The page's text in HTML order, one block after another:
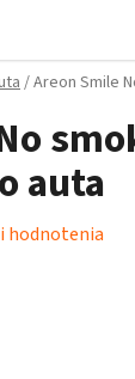
/Areon Smile
auta
hodnotenia